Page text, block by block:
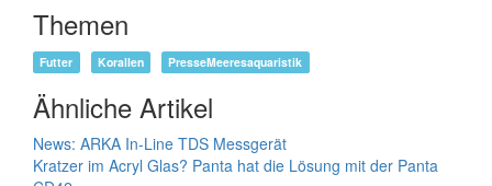
Themen
Futter Korallen PresseMeeresaquaristik
Ähnliche Artikel
News: ARKA In-Line TDS Messgerät
Kratzer im Acryl Glas? Panta hat die Lösung mit der Panta